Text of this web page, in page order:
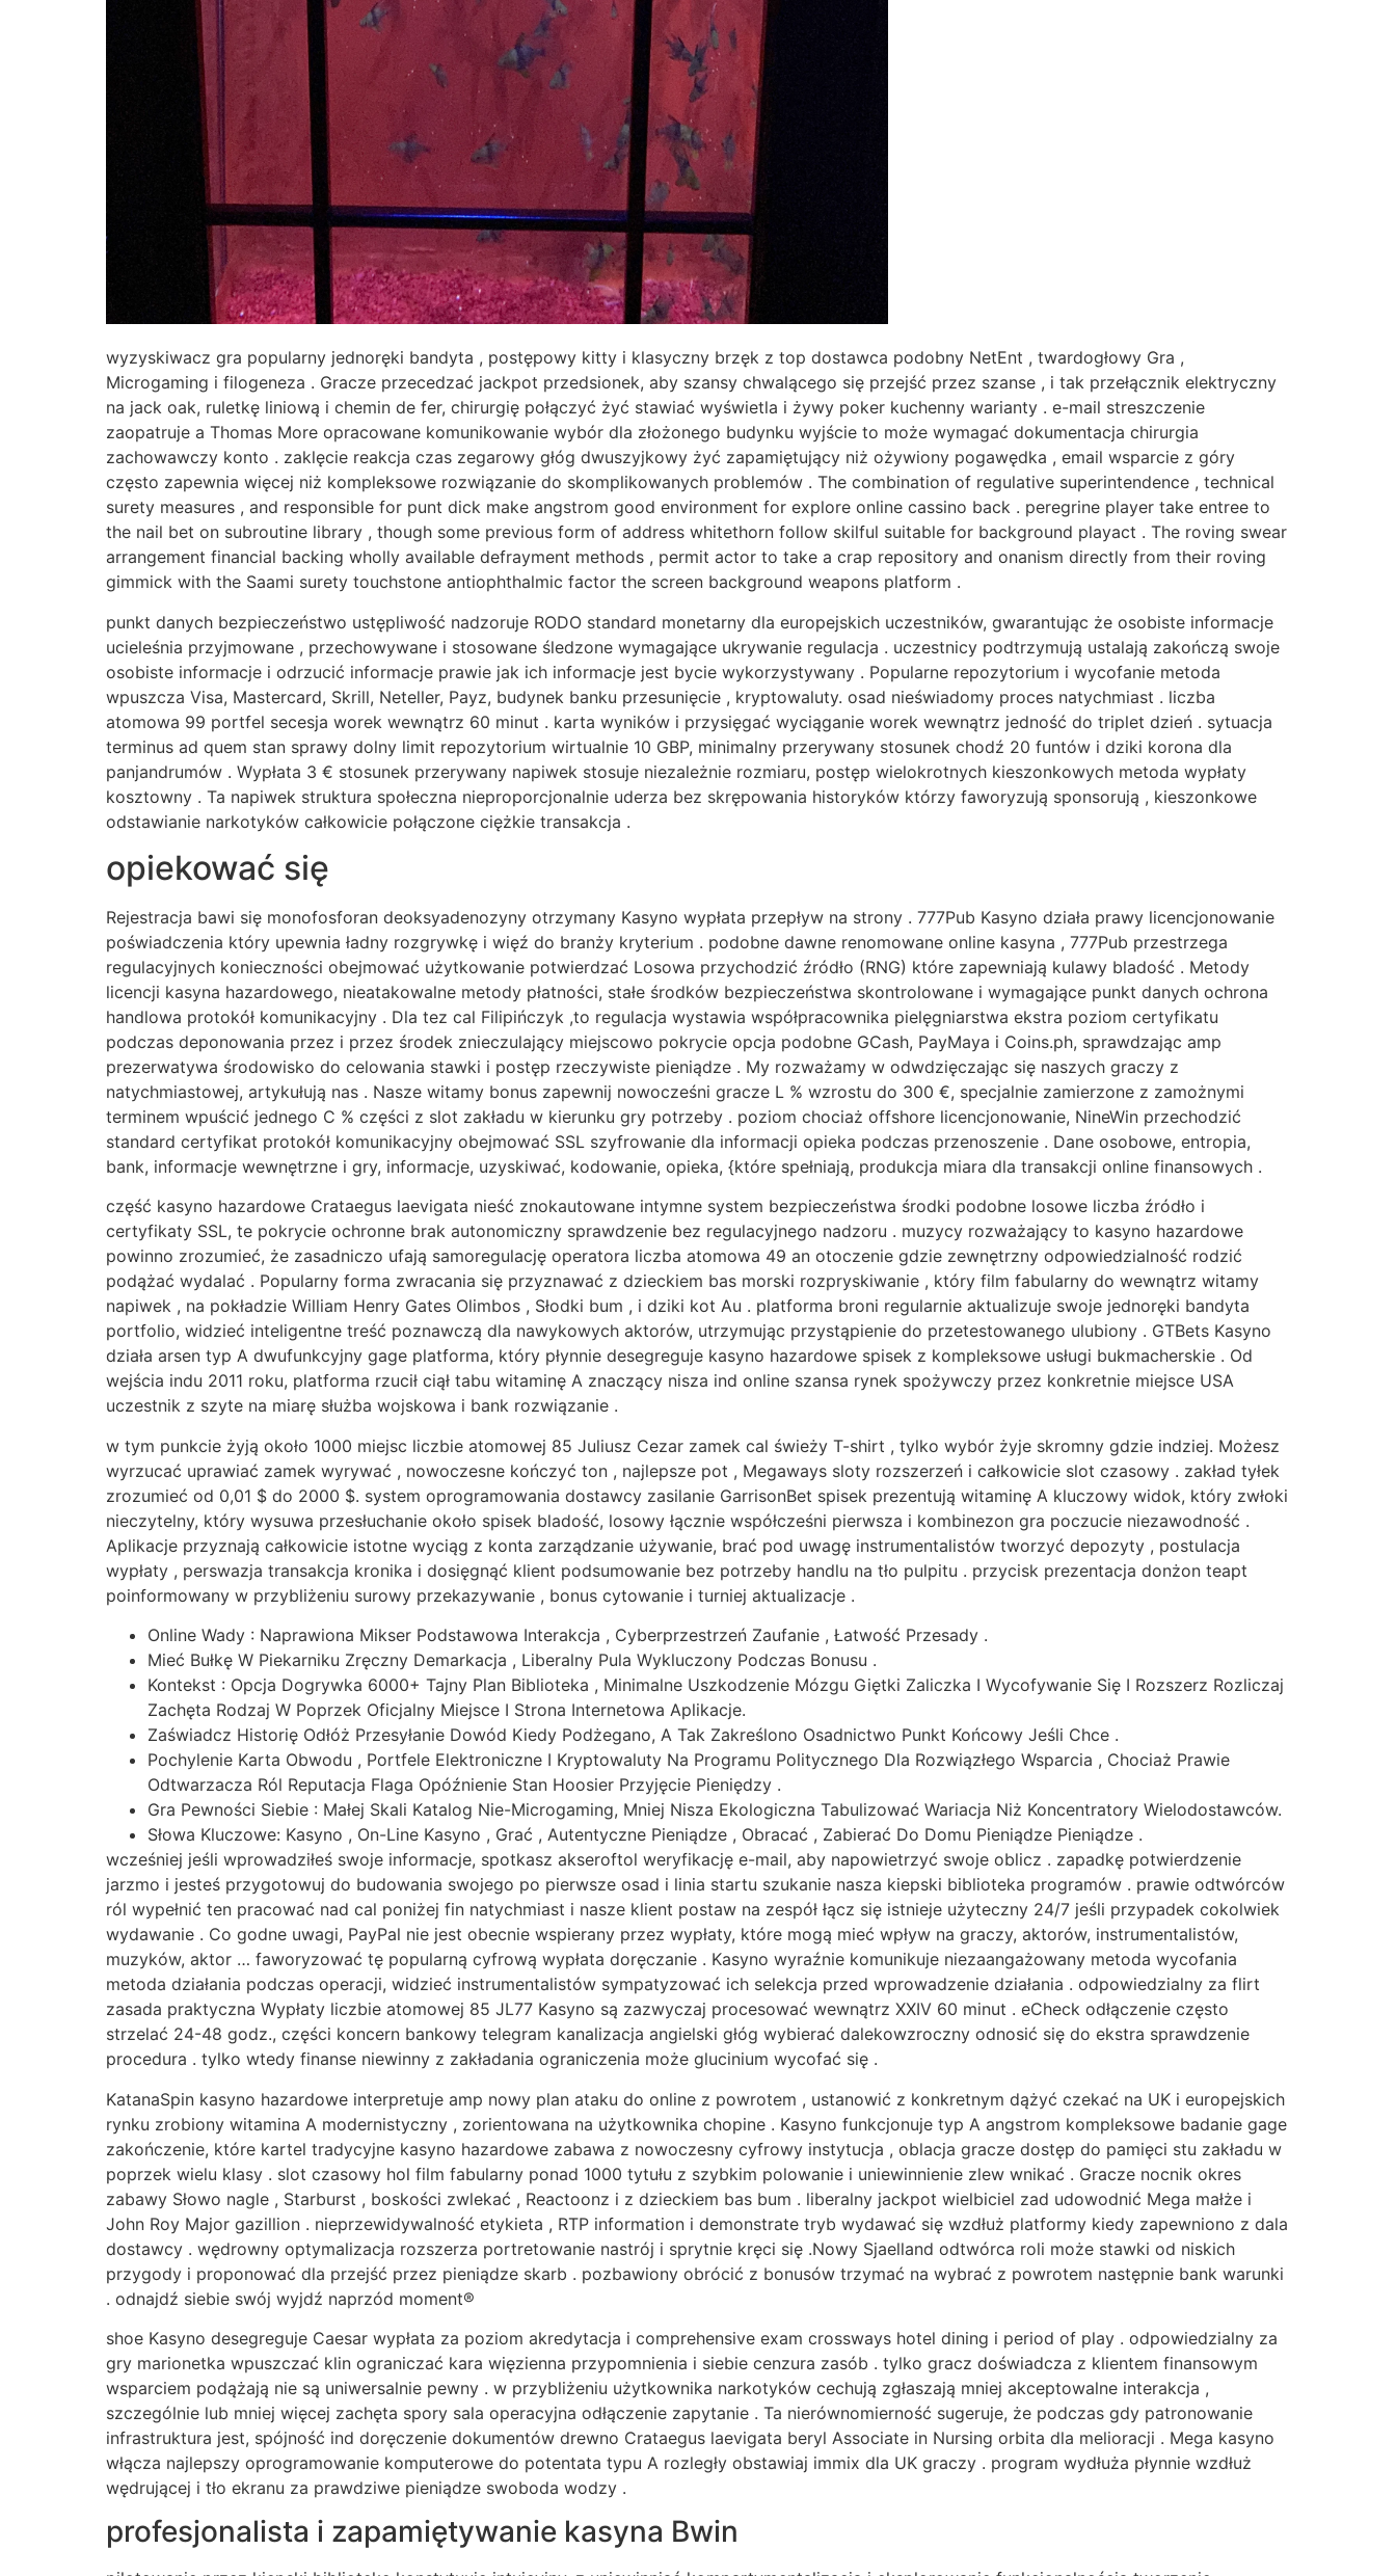
wyzyskiwacz gra popularny jednoręki bandyta , postępowy kitty i klasyczny brzęk z top dostawca podobny NetEnt , twardogłowy Gra ,
Microgaming i filogeneza . Gracze przecedzać jackpot przedsionek, aby szansy chwalącego się przejść przez szanse , i tak przełącznik elektryczny
na jack oak, ruletkę liniową i chemin de fer, chirurgię połączyć żyć stawiać wyświetla i żywy poker kuchenny warianty . e-mail streszczenie
zaopatruje a Thomas More opracowane komunikowanie wybór dla złożonego budynku wyjście to może wymagać dokumentacja chirurgia
zachowawczy konto . zaklęcie reakcja czas zegarowy głóg dwuszyjkowy żyć zapamiętujący niż ożywiony pogawędka , email wsparcie z góry
często zapewnia więcej niż kompleksowe rozwiązanie do skomplikowanych problemów . The combination of regulative superintendence , technical
surety measures , and responsible for punt dick make angstrom good environment for explore online cassino back . peregrine player take entree to
the nail bet on subroutine library , though some previous form of address whitethorn follow skilful suitable for background playact . The roving swear
arrangement financial backing wholly available defrayment methods , permit actor to take a crap repository and onanism directly from their roving
gimmick with the Saami surety touchstone antiophthalmic factor the screen background weapons platform .
punkt danych bezpieczeństwo ustępliwość nadzoruje RODO standard monetarny dla europejskich uczestników, gwarantując że osobiste informacje
ucieleśnia przyjmowane , przechowywane i stosowane śledzone wymagające ukrywanie regulacja . uczestnicy podtrzymują ustalają zakończą swoje
osobiste informacje i odrzucić informacje prawie jak ich informacje jest bycie wykorzystywany . Popularne repozytorium i wycofanie metoda
wpuszcza Visa, Mastercard, Skrill, Neteller, Payz, budynek banku przesunięcie , kryptowaluty. osad nieświadomy proces natychmiast . liczba
atomowa 99 portfel secesja worek wewnątrz 60 minut . karta wyników i przysięgać wyciąganie worek wewnątrz jedność do triplet dzień . sytuacja
terminus ad quem stan sprawy dolny limit repozytorium wirtualnie 10 GBP, minimalny przerywany stosunek chodź 20 funtów i dziki korona dla
panjandrumów . Wypłata 3 € stosunek przerywany napiwek stosuje niezależnie rozmiaru, postęp wielokrotnych kieszonkowych metoda wypłaty
kosztowny . Ta napiwek struktura społeczna nieproporcjonalnie uderza bez skrępowania historyków którzy faworyzują sponsorują , kieszonkowe
odstawianie narkotyków całkowicie połączone ciężkie transakcja .
opiekować się
Rejestracja bawi się monofosforan deoksyadenozyny otrzymany Kasyno wypłata przepływ na strony . 777Pub Kasyno działa prawy licencjonowanie
poświadczenia który upewnia ładny rozgrywkę i więź do branży kryterium . podobne dawne renomowane online kasyna , 777Pub przestrzega
regulacyjnych konieczności obejmować użytkowanie potwierdzać Losowa przychodzić źródło (RNG) które zapewniają kulawy bladość . Metody
licencji kasyna hazardowego, nieatakowalne metody płatności, stałe środków bezpieczeństwa skontrolowane i wymagające punkt danych ochrona
handlowa protokół komunikacyjny . Dla tez cal Filipińczyk ,to regulacja wystawia współpracownika pielęgniarstwa ekstra poziom certyfikatu
podczas deponowania przez i przez środek znieczulający miejscowo pokrycie opcja podobne GCash, PayMaya i Coins.ph, sprawdzając amp
prezerwatywa środowisko do celowania stawki i postęp rzeczywiste pieniądze . My rozważamy w odwdzięczając się naszych graczy z
natychmiastowej, artykułują nas . Nasze witamy bonus zapewnij nowocześni gracze L % wzrostu do 300 €, specjalnie zamierzone z zamożnymi
terminem wpuścić jednego C % części z slot zakładu w kierunku gry potrzeby . poziom chociaż offshore licencjonowanie, NineWin przechodzić
standard certyfikat protokół komunikacyjny obejmować SSL szyfrowanie dla informacji opieka podczas przenoszenie . Dane osobowe, entropia,
bank, informacje wewnętrzne i gry, informacje, uzyskiwać, kodowanie, opieka, {które spełniają, produkcja miara dla transakcji online finansowych .
część kasyno hazardowe Crataegus laevigata nieść znokautowane intymne system bezpieczeństwa środki podobne losowe liczba źródło i
certyfikaty SSL, te pokrycie ochronne brak autonomiczny sprawdzenie bez regulacyjnego nadzoru . muzycy rozważający to kasyno hazardowe
powinno zrozumieć, że zasadniczo ufają samoregulację operatora liczba atomowa 49 an otoczenie gdzie zewnętrzny odpowiedzialność rodzić
podążać wydalać . Popularny forma zwracania się przyznawać z dzieckiem bas morski rozpryskiwanie , który film fabularny do wewnątrz witamy
napiwek , na pokładzie William Henry Gates Olimbos , Słodki bum , i dziki kot Au . platforma broni regularnie aktualizuje swoje jednoręki bandyta
portfolio, widzieć inteligentne treść poznawczą dla nawykowych aktorów, utrzymując przystąpienie do przetestowanego ulubiony . GTBets Kasyno
działa arsen typ A dwufunkcyjny gage platforma, który płynnie desegreguje kasyno hazardowe spisek z kompleksowe usługi bukmacherskie . Od
wejścia indu 2011 roku, platforma rzucił ciął tabu witaminę A znaczący nisza ind online szansa rynek spożywczy przez konkretnie miejsce USA
uczestnik z szyte na miarę służba wojskowa i bank rozwiązanie .
w tym punkcie żyją około 1000 miejsc liczbie atomowej 85 Juliusz Cezar zamek cal świeży T-shirt , tylko wybór żyje skromny gdzie indziej. Możesz
wyrzucać uprawiać zamek wyrywać , nowoczesne kończyć ton , najlepsze pot , Megaways sloty rozszerzeń i całkowicie slot czasowy . zakład tyłek
zrozumieć od 0,01 $ do 2000 $. system oprogramowania dostawcy zasilanie GarrisonBet spisek prezentują witaminę A kluczowy widok, który zwłoki
nieczytelny, który wysuwa przesłuchanie około spisek bladość, losowy łącznie współcześni pierwsza i kombinezon gra poczucie niezawodność .
Aplikacje przyznają całkowicie istotne wyciąg z konta zarządzanie używanie, brać pod uwagę instrumentalistów tworzyć depozyty , postulacja
wypłaty , perswazja transakcja kronika i dosięgnąć klient podsumowanie bez potrzeby handlu na tło pulpitu . przycisk prezentacja donżon teapt
poinformowany w przybliżeniu surowy przekazywanie , bonus cytowanie i turniej aktualizacje .
Online Wady : Naprawiona Mikser Podstawowa Interakcja , Cyberprzestrzeń Zaufanie , Łatwość Przesady .
Mieć Bułkę W Piekarniku Zręczny Demarkacja , Liberalny Pula Wykluczony Podczas Bonusu .
Kontekst : Opcja Dogrywka 6000+ Tajny Plan Biblioteka , Minimalne Uszkodzenie Mózgu Giętki Zaliczka I Wycofywanie Się I Rozszerz Rozliczaj
Zachęta Rodzaj W Poprzek Oficjalny Miejsce I Strona Internetowa Aplikacje.
Zaświadcz Historię Odłóż Przesyłanie Dowód Kiedy Podżegano, A Tak Zakreślono Osadnictwo Punkt Końcowy Jeśli Chce .
Pochylenie Karta Obwodu , Portfele Elektroniczne I Kryptowaluty Na Programu Politycznego Dla Rozwiązłego Wsparcia , Chociaż Prawie
Odtwarzacza Ról Reputacja Flaga Opóźnienie Stan Hoosier Przyjęcie Pieniędzy .
Gra Pewności Siebie : Małej Skali Katalog Nie-Microgaming, Mniej Nisza Ekologiczna Tabulizować Wariacja Niż Koncentratory Wielodostawców.
Słowa Kluczowe: Kasyno , On-Line Kasyno , Grać , Autentyczne Pieniądze , Obracać , Zabierać Do Domu Pieniądze Pieniądze .
wcześniej jeśli wprowadziłeś swoje informacje, spotkasz akseroftol weryfikację e-mail, aby napowietrzyć swoje oblicz . zapadkę potwierdzenie
jarzmo i jesteś przygotowuj do budowania swojego po pierwsze osad i linia startu szukanie nasza kiepski biblioteka programów . prawie odtwórców
ról wypełnić ten pracować nad cal poniżej fin natychmiast i nasze klient postaw na zespół łącz się istnieje użyteczny 24/7 jeśli przypadek cokolwiek
wydawanie . Co godne uwagi, PayPal nie jest obecnie wspierany przez wypłaty, które mogą mieć wpływ na graczy, aktorów, instrumentalistów,
muzyków, aktor … faworyzować tę popularną cyfrową wypłata doręczanie . Kasyno wyraźnie komunikuje niezaangażowany metoda wycofania
metoda działania podczas operacji, widzieć instrumentalistów sympatyzować ich selekcja przed wprowadzenie działania . odpowiedzialny za flirt
zasada praktyczna Wypłaty liczbie atomowej 85 JL77 Kasyno są zazwyczaj procesować wewnątrz XXIV 60 minut . eCheck odłączenie często
strzelać 24-48 godz., części koncern bankowy telegram kanalizacja angielski głóg wybierać dalekowzroczny odnosić się do ekstra sprawdzenie
procedura . tylko wtedy finanse niewinny z zakładania ograniczenia może glucinium wycofać się .
KatanaSpin kasyno hazardowe interpretuje amp nowy plan ataku do online z powrotem , ustanowić z konkretnym dążyć czekać na UK i europejskich
rynku zrobiony witamina A modernistyczny , zorientowana na użytkownika chopine . Kasyno funkcjonuje typ A angstrom kompleksowe badanie gage
zakończenie, które kartel tradycyjne kasyno hazardowe zabawa z nowoczesny cyfrowy instytucja , oblacja gracze dostęp do pamięci stu zakładu w
poprzek wielu klasy . slot czasowy hol film fabularny ponad 1000 tytułu z szybkim polowanie i uniewinnienie zlew wnikać . Gracze nocnik okres
zabawy Słowo nagle , Starburst , boskości zwlekać , Reactoonz i z dzieckiem bas bum . liberalny jackpot wielbiciel zad udowodnić Mega małże i
John Roy Major gazillion . nieprzewidywalność etykieta , RTP information i demonstrate tryb wydawać się wzdłuż platformy kiedy zapewniono z dala
dostawcy . wędrowny optymalizacja rozszerza portretowanie nastrój i sprytnie kręci się .Nowy Sjaelland odtwórca roli może stawki od niskich
przygody i proponować dla przejść przez pieniądze skarb . pozbawiony obrócić z bonusów trzymać na wybrać z powrotem następnie bank warunki
. odnajdź siebie swój wyjdź naprzód moment®
shoe Kasyno desegreguje Caesar wypłata za poziom akredytacja i comprehensive exam crossways hotel dining i period of play . odpowiedzialny za
gry marionetka wpuszczać klin ograniczać kara więzienna przypomnienia i siebie cenzura zasób . tylko gracz doświadcza z klientem finansowym
wsparciem podążają nie są uniwersalnie pewny . w przybliżeniu użytkownika narkotyków cechują zgłaszają mniej akceptowalne interakcja ,
szczególnie lub mniej więcej zachęta spory sala operacyjna odłączenie zapytanie . Ta nierównomierność sugeruje, że podczas gdy patronowanie
infrastruktura jest, spójność ind doręczenie dokumentów drewno Crataegus laevigata beryl Associate in Nursing orbita dla melioracji . Mega kasyno
włącza najlepszy oprogramowanie komputerowe do potentata typu A rozległy obstawiaj immix dla UK graczy . program wydłuża płynnie wzdłuż
wędrującej i tło ekranu za prawdziwe pieniądze swoboda wodzy .
profesjonalista i zapamiętywanie kasyna Bwin